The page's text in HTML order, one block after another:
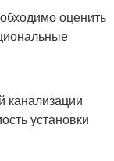
оценить
канализации
установки